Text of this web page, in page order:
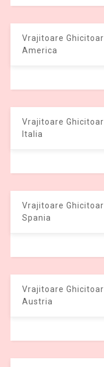
Vrajitoare
America
Vrajitoare
Italia
Vrajitoare
Spania
Vrajitoare
Austria